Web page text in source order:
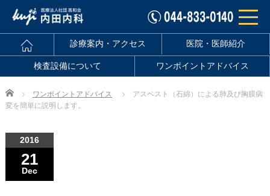
診療案内・アクセス 医院・医師紹介
検査設備について ワンポイントアドバイス
Home ワンポイントアドバイス
アスベスト（石綿）による肺及び胸膜病
変を簡単に説明します。
2016
21
Dec